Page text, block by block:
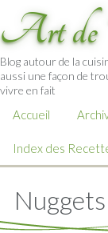
Art de
Blog autour de la
aussi une façon de
vivre en fait
Accueil
Index des